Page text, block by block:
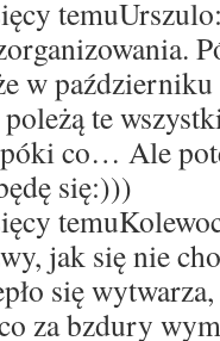
temu
w
te
co… Ale
się:)))
temu
jak się nie
się
za bzdury